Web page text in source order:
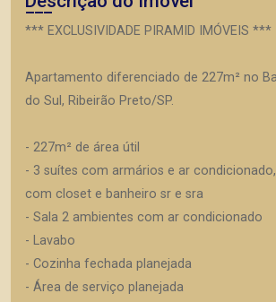
*** EXCLUSIVIDADE PIRAMID IMÓVEIS ***
Apartamento diferenciado de 227m² no
do Sul, Ribeirão Preto/SP.
- 227m² de área útil
- 3 suítes com armários e ar
com closet e banheiro sr e sra
- Sala 2 ambientes com ar condicionado
- Lavabo
- Cozinha fechada planejada
- Área de serviço planejada